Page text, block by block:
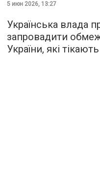
5 июн 2026, 13:27
Українська влада
запровадити
України, які